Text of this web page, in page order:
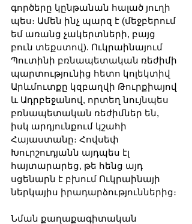
գործերը կընթանան հալած յուղի
պես։ Ամեն ինչ պարզ է (մեջբերում
եմ առանց չակերտների, բայց
բուն տեքստով). Ուկրաինայում
Պուտինի բռնապետական ռեժիմի
պարտությունից հետո կոլեկտիվ
Արևմուտքը կզբաղվի Թուրքիայով
և Ադրբեջանով, որտեղ նույնպես
բռնապետական ռեժիմներ են,
իսկ արդյունքում կշահի
Հայաստանը։ Հովսեփ
Խուրշուդյանն այդպես էլ
հայտարարեց, թե հենց այդ
սցենարն է բխում Ուկրաինայի
ներկայիս իրադարձություններից։
Նման քաղաքագիտական